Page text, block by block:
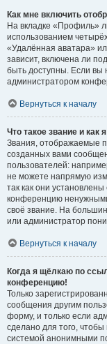
Как мне включить
На вкладке «Профиль»
использованием
«Удалённая аватара»
зависит, включена ли
быть доступны. Если вы
администратором
Вернуться к началу
Что такое звание и как
Звания, отображаемые
созданных вами
пользователей:
не можете напрямую
так как они
конференцию
своё звание. На
или администратор
Вернуться к началу
Когда я щёлкаю по
конференцию!
Только
сообщения другим
форму, и только если
сделано для того,
системой анонимными